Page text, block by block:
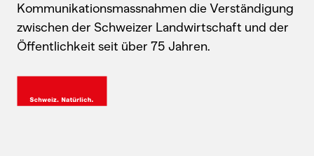
Kommunikationsmassnahmen die Verständigung
zwischen der Schweizer Landwirtschaft und der
Öffentlichkeit seit über 75 Jahren.